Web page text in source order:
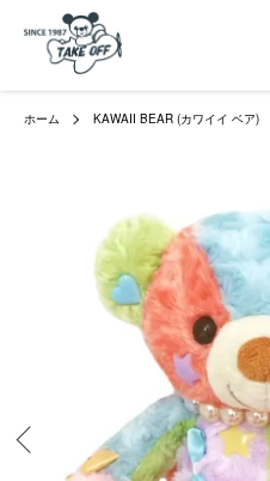
ホーム KAWAII BEAR (カワイイ ベア)